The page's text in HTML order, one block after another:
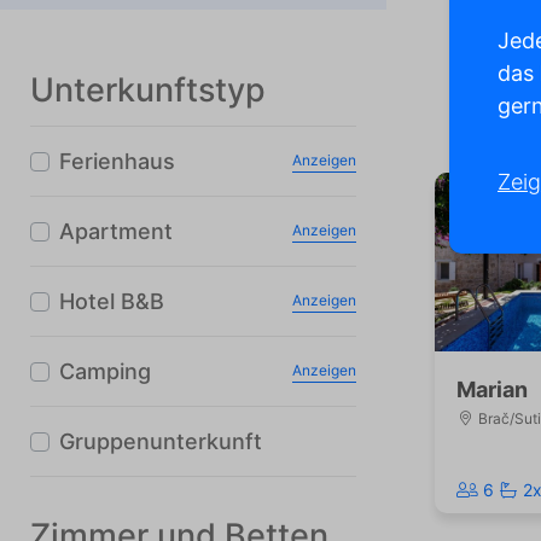
Marian
Brač/
6 2x
Unterkunftstyp
Ferienhaus Anzeigen
Apartment Anzeigen
Hotel B&B Anzeigen
Camping Anzeigen
Gruppenunterkunft
das